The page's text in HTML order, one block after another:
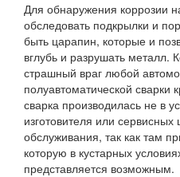
Для обнаружения коррозии
обследовать подкрылки и
быть царапин, которые и
вглубь и разрушать
страшный враг любой
полуавтоматической сварки
сварка производилась не в
изготовителя или сервисных
обслуживания, так как там
которую в кустарных
представляется возможным.